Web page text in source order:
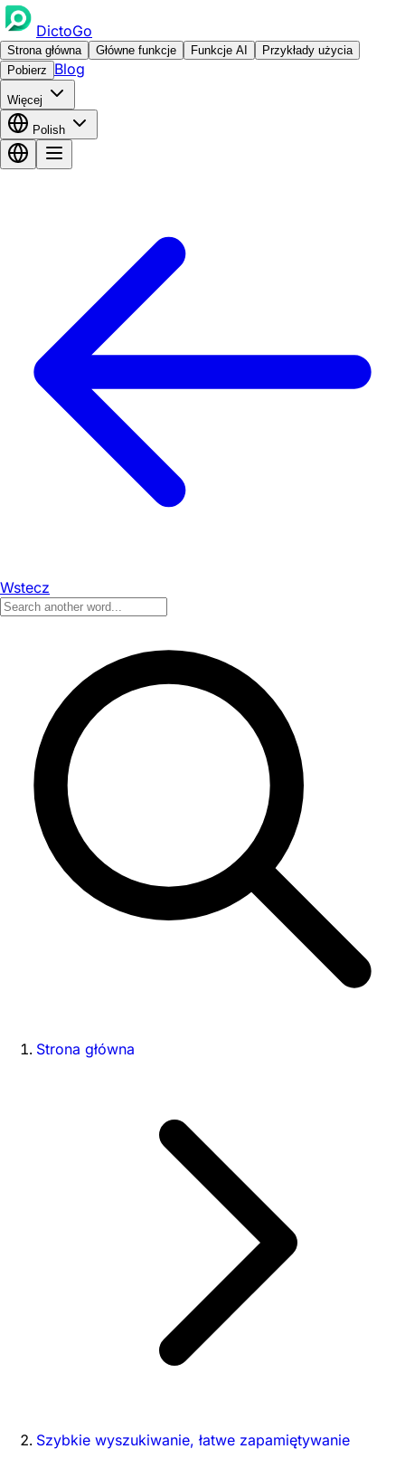
DictoGo
Strona główna Główne funkcje Funkcje AI
Przykłady użycia
Pobierz
Blog
Więcej
Polish
Wstecz
Strona główna
Szybkie wyszukiwanie, łatwe zapamiętywanie